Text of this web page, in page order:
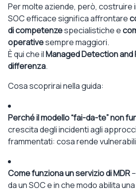
Per molte aziende, però, costruire
SOCefficace significa affrontare
di competenzespecialistiche e
operativesempre maggiori.
È qui cheilManagedDetectionand
differenza.
Cosascoprirai nella guida:
Perché il modello “fai-da-te” non
crescita degli incidentiagli
frammentati: cosa rende
Come funziona un servizio di MDR–
daun SOC ein che modoabilitauna